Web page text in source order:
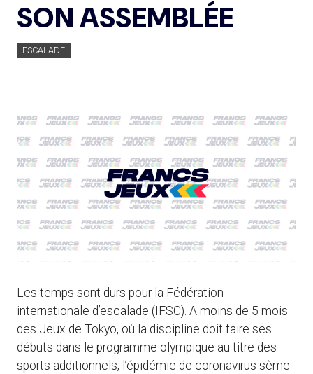
SON ASSEMBLÉE
ESCALADE
Les temps sont durs pour la Fédération
internationale d’escalade (IFSC). A moins de 5 mois
des Jeux de Tokyo, où la discipline doit faire ses
débuts dans le programme olympique au titre des
sports additionnels, l’épidémie de coronavirus sème